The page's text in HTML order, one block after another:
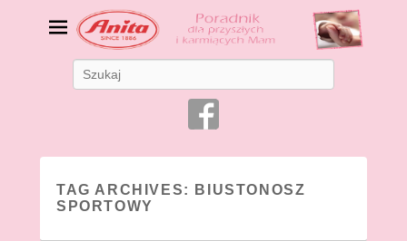
Bielizna ciążowa i do
karmienia
Bielizna dla Mam
TAG ARCHIVES:
BIUSTONOSZ
SPORTOWY